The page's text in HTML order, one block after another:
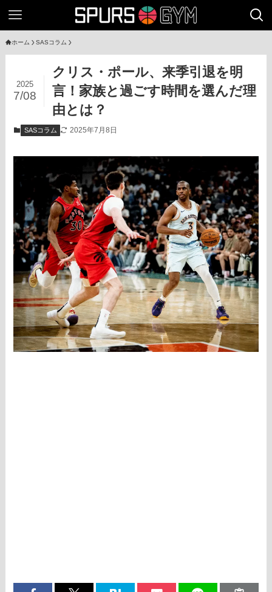
ホーム SASコラム
クリス・ポール、来季引退を明
言！家族と過ごす時間を選んだ理
由とは？
2025
7/08
SASコラム 2025年7月8日